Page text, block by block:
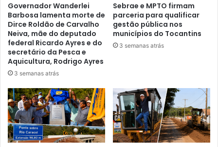
Governador Wanderlei
Barbosa lamenta morte de
Dirce Roldão de Carvalho
Neiva, mãe do deputado
federal Ricardo Ayres e do
secretário da Pesca e
Aquicultura, Rodrigo Ayres
3 semanas atrás
Sebrae e MPTO firmam
parceria para qualificar
gestão pública nos
municípios do Tocantins
3 semanas atrás